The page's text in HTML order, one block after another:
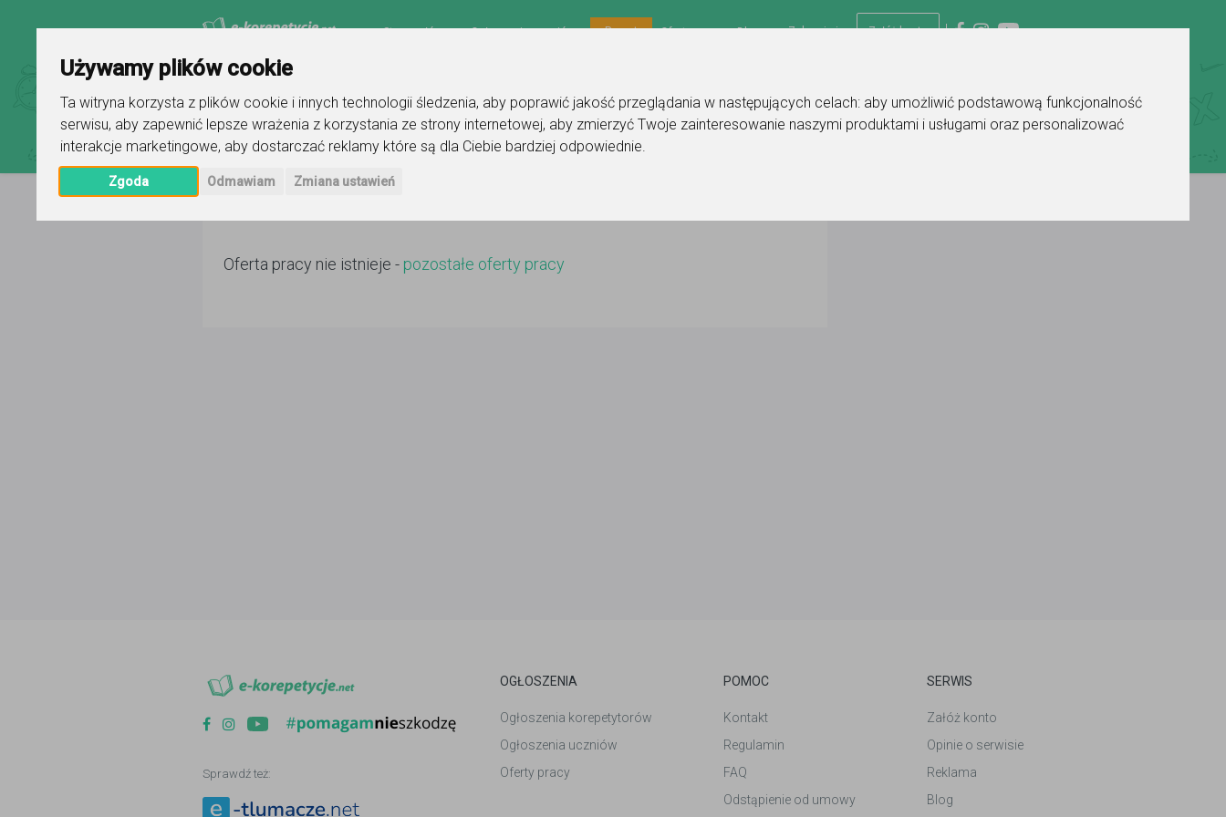
Używamy plików cookie
Ta witryna korzysta z plików cookie i innych technologii śledzenia, aby poprawić jakość przeglądania w następujących celach: aby umożliwić podstawową funkcjonalność
serwisu, aby zapewnić lepsze wrażenia z korzystania ze strony internetowej, aby zmierzyć Twoje zainteresowanie naszymi produktami i usługami oraz personalizować
interakcje marketingowe, aby dostarczać reklamy które są dla Ciebie bardziej odpowiednie.
Zgoda Odmawiam Zmiana ustawień
Zaloguj się Załóż konto
Strona główna Ogłoszenia uczniów Raport Oferty pracy Blog
Oferta pracy nie istnieje - pozostałe oferty pracy
Sprawdź też:
OGŁOSZENIA
Ogłoszenia korepetytorów
Ogłoszenia uczniów
Oferty pracy
POMOC
Kontakt
Regulamin
FAQ
Odstąpienie od umowy
SERWIS
Załóż konto
Opinie o serwisie
Reklama
Blog